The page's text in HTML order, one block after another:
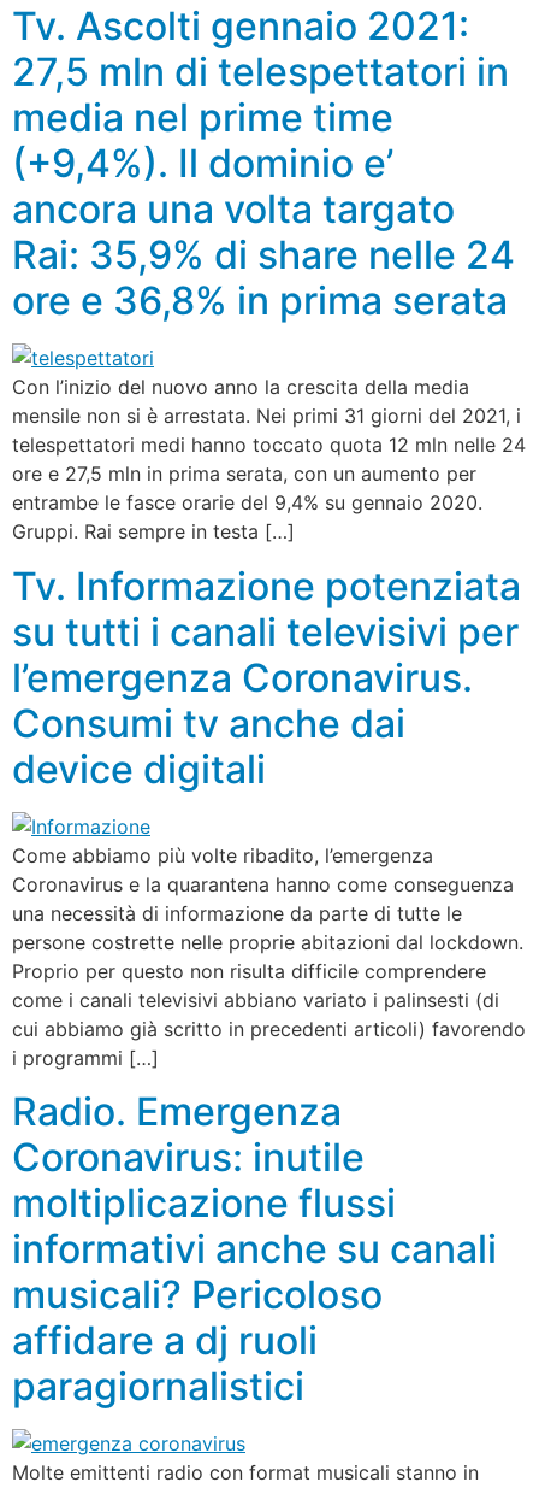
Tv. Ascolti gennaio 2021:
27,5 mln di telespettatori in
media nel prime time
(+9,4%). Il dominio e’
ancora una volta targato
Rai: 35,9% di share nelle 24
ore e 36,8% in prima serata
Con l’inizio del nuovo anno la crescita della media
mensile non si è arrestata. Nei primi 31 giorni del 2021, i
telespettatori medi hanno toccato quota 12 mln nelle 24
ore e 27,5 mln in prima serata, con un aumento per
entrambe le fasce orarie del 9,4% su gennaio 2020.
Gruppi. Rai sempre in testa […]
Tv. Informazione potenziata
su tutti i canali televisivi per
l’emergenza Coronavirus.
Consumi tv anche dai
device digitali
Come abbiamo più volte ribadito, l’emergenza
Coronavirus e la quarantena hanno come conseguenza
una necessità di informazione da parte di tutte le
persone costrette nelle proprie abitazioni dal lockdown.
Proprio per questo non risulta difficile comprendere
come i canali televisivi abbiano variato i palinsesti (di
cui abbiamo già scritto in precedenti articoli) favorendo
i programmi […]
Radio. Emergenza
Coronavirus: inutile
moltiplicazione flussi
informativi anche su canali
musicali? Pericoloso
affidare a dj ruoli
paragiornalistici
Molte emittenti radio con format musicali stanno in